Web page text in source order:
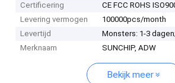
Certificering
CE FCC ROHS
Levering vermogen
100000pcs/month
Levertijd
Monsters: 1-3
Merknaam
SUNCHIP, ADW
Bekijk meer